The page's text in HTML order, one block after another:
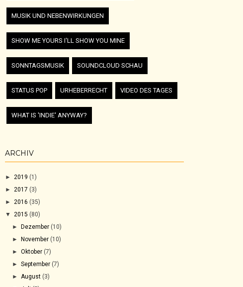
MUSIK UND NEBENWIRKUNGEN
SHOW ME YOURS I'LL SHOW YOU MINE
SONNTAGSMUSIK SOUNDCLOUD SCHAU
STATUS POP URHEBERRECHT VIDEO DES TAGES
WHAT IS 'INDIE' ANYWAY?
ARCHIV
► 2019 (1)
► 2017 (3)
► 2016 (35)
▼ 2015 (80)
►Dezember (10)
►November (10)
►Oktober (7)
►September (7)
► August (3)